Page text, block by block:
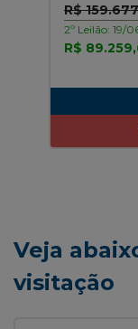
R$
2º Leilão: 19/
R$
Veja
visitação